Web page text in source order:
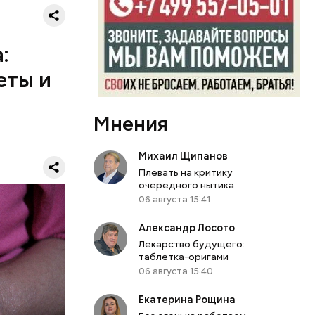
и
была
см,
тушить
Мнения
Михаил Щипанов
Плевать на критику
очередного нытика
06 августа 15:41
Александр Лосото
Лекарство будущего:
таблетка-оригами
06 августа 15:40
Екатерина Рощина